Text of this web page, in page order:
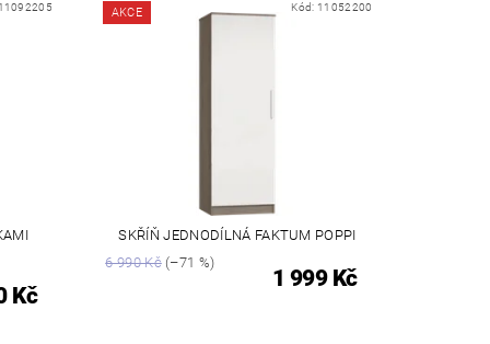
11092205
Kč
AKCE Kód: 11052200
SKŘÍŇ JEDNODÍLNÁ FAKTUM POPPI
6 990 Kč(–71 %)
1 999 Kč